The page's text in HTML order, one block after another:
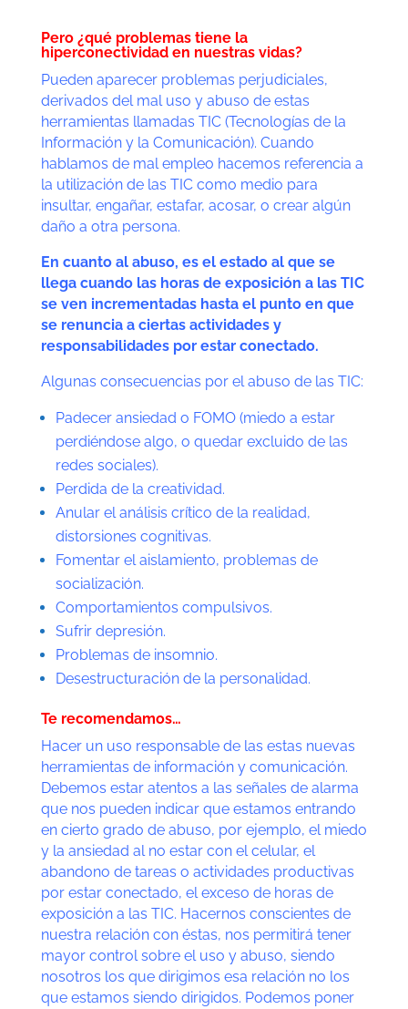
Pero ¿qué problemas tiene la
hiperconectividad en nuestras vidas?
Pueden aparecer problemas perjudiciales,
derivados del mal uso y abuso de estas
herramientas llamadas TIC (Tecnologías de la
Información y la Comunicación). Cuando
hablamos de mal empleo hacemos referencia a
la utilización de las TIC como medio para
insultar, engañar, estafar, acosar, o crear algún
daño a otra persona.
En cuanto al abuso, es el estado al que se
llega cuando las horas de exposición a las TIC
se ven incrementadas hasta el punto en que
se renuncia a ciertas actividades y
responsabilidades por estar conectado.
Algunas consecuencias por el abuso de las TIC:
Padecer ansiedad o FOMO (miedo a estar
perdiéndose algo, o quedar excluido de las
redes sociales).
Perdida de la creatividad.
Anular el análisis crítico de la realidad,
distorsiones cognitivas.
Fomentar el aislamiento, problemas de
socialización.
Comportamientos compulsivos.
Sufrir depresión.
Problemas de insomnio.
Desestructuración de la personalidad.
Te recomendamos…
Hacer un uso responsable de las estas nuevas
herramientas de información y comunicación.
Debemos estar atentos a las señales de alarma
que nos pueden indicar que estamos entrando
en cierto grado de abuso, por ejemplo, el miedo
y la ansiedad al no estar con el celular, el
abandono de tareas o actividades productivas
por estar conectado, el exceso de horas de
exposición a las TIC. Hacernos conscientes de
nuestra relación con éstas, nos permitirá tener
mayor control sobre el uso y abuso, siendo
nosotros los que dirigimos esa relación no los
que estamos siendo dirigidos. Podemos poner